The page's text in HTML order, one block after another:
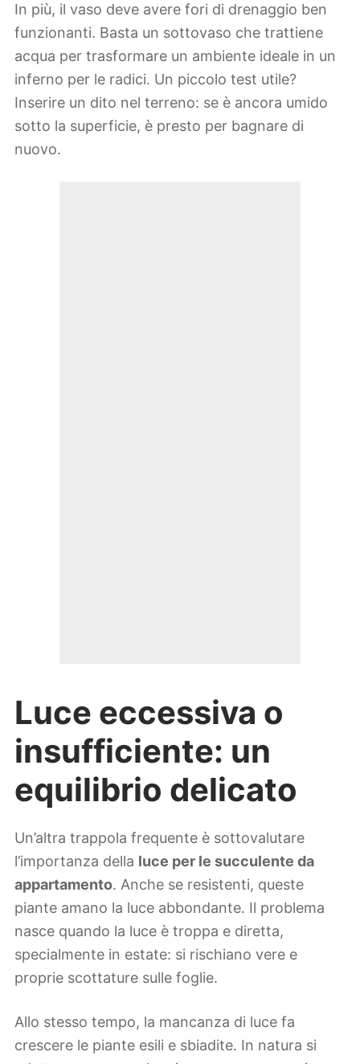
In più, il vaso deve avere fori di drenaggio ben
funzionanti. Basta un sottovaso che trattiene
acqua per trasformare un ambiente ideale in un
inferno per le radici. Un piccolo test utile?
Inserire un dito nel terreno: se è ancora umido
sotto la superficie, è presto per bagnare di
nuovo.
Luce eccessiva o
insufficiente: un
equilibrio delicato
Un’altra trappola frequente è sottovalutare
l’importanza della luce per le succulente da
appartamento. Anche se resistenti, queste
piante amano la luce abbondante. Il problema
nasce quando la luce è troppa e diretta,
specialmente in estate: si rischiano vere e
proprie scottature sulle foglie.
Allo stesso tempo, la mancanza di luce fa
crescere le piante esili e sbiadite. In natura si